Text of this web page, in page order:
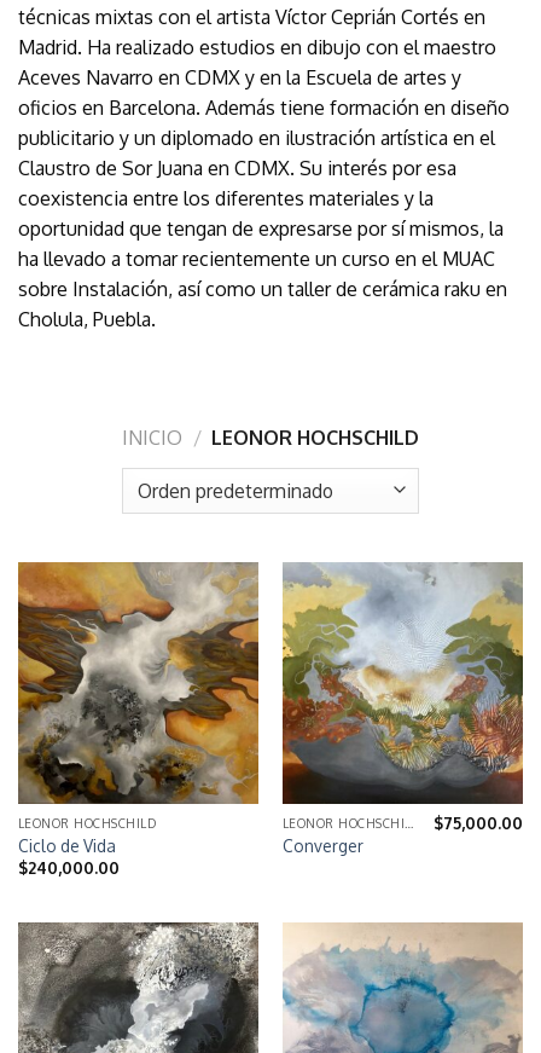
técnicas mixtas con el artista Víctor Ceprián Cortés en
Madrid. Ha realizado estudios en dibujo con el maestro
Aceves Navarro en CDMX y en la Escuela de artes y
oficios en Barcelona. Además tiene formación en diseño
publicitario y un diplomado en ilustración artística en el
Claustro de Sor Juana en CDMX. Su interés por esa
coexistencia entre los diferentes materiales y la
oportunidad que tengan de expresarse por sí mismos, la
ha llevado a tomar recientemente un curso en el MUAC
sobre Instalación, así como un taller de cerámica raku en
Cholula, Puebla.
INICIO / LEONOR HOCHSCHILD
LEONOR HOCHSCHILD
Ciclo de Vida
$240,000.00
Converger
$75,000.00